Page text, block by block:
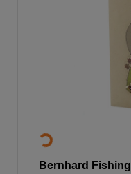
Bernhard Fishing